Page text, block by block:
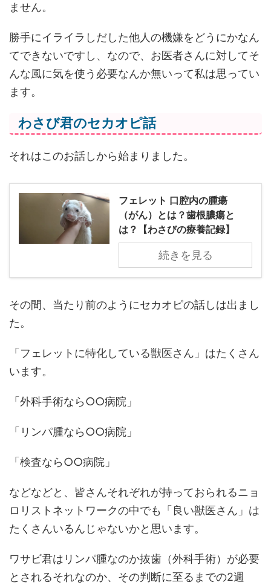
ません。
勝手にイライラしだした他人の機嫌をどうにかなん
てできないですし、なので、お医者さんに対してそ
んな風に気を使う必要なんか無いって私は思ってい
ます。
わさび君のセカオピ話
それはこのお話しから始まりました。
フェレット 口腔内の腫瘍
（がん）とは？歯根膿瘍と
は？【わさびの療養記録】
続きを見る
その間、当たり前のようにセカオピの話しは出まし
た。
「フェレットに特化している獣医さん」はたくさん
います。
「外科手術なら○○病院」
「リンパ腫なら○○病院」
「検査なら○○病院」
などなどと、皆さんそれぞれが持っておられるニョ
ロリストネットワークの中でも「良い獣医さん」は
たくさんいるんじゃないかと思います。
ワサビ君はリンパ腫なのか抜歯（外科手術）が必要
とされるそれなのか、その判断に至るまでの2週